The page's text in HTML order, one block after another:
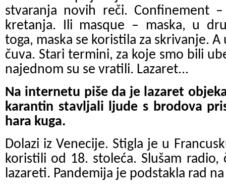
stvaranja novih reči. Confinement
kretanja. Ili masque – maska, u
toga, maska se koristila za skrivanje.
čuva. Stari termini, za koje smo bili
najednom su se vratili. Lazaret...
Na internetu piše da je lazaret
karantin stavljali ljude s brodova
hara kuga.
Dolazi iz Venecije. Stigla je u
koristili od 18. stoleća. Slušam
lazareti. Pandemija je podstakla rad